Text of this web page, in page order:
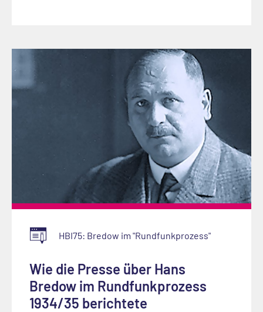
HBI75: Bredow im "Rundfunkprozess"
Wie die Presse über Hans
Bredow im Rundfunkprozess
1934/35 berichtete